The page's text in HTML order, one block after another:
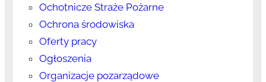
Ochotnicze Straże Pożarne
Ochrona środowiska
Oferty pracy
Ogłoszenia
Organizacje pozarządowe